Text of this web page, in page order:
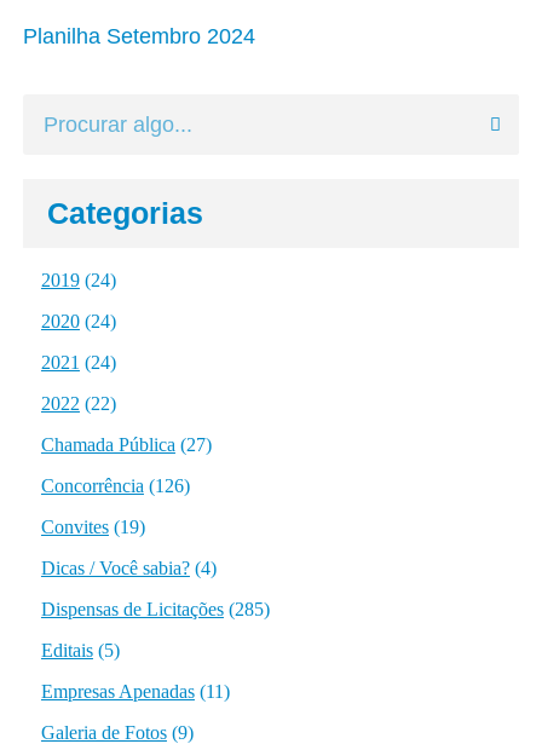
Planilha Setembro 2024
Categorias
2019(24)
2020(24)
2021 (24)
2022 (22)
Chamada Pública (27)
Concorrência (126)
Convites(19)
Dicas / Você sabia?(4)
Dispensas de Licitações(285)
Editais(5)
Empresas Apenadas(11)
Galeria de Fotos(9)